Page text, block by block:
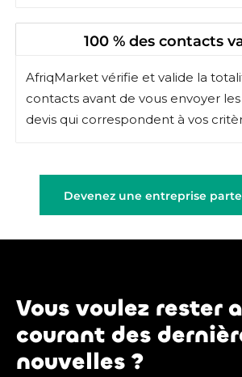
100 % des contacts
AfriqMarket vérifie et valide la
contacts avant de vous envoyer
devis qui correspondent à vos
Devenez une entreprise
Vous voulez rester
courant des
nouvelles ?